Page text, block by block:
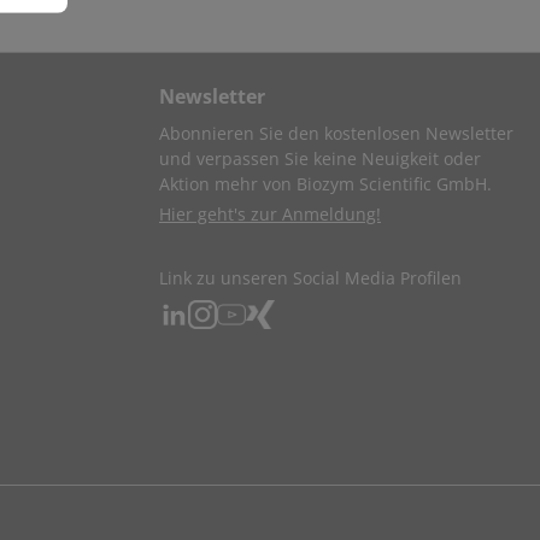
Newsletter
Abonnieren Sie den kostenlosen Newsletter
und verpassen Sie keine Neuigkeit oder
Aktion mehr von Biozym Scientific GmbH.
Hier geht's zur Anmeldung!
Link zu unseren Social Media Profilen